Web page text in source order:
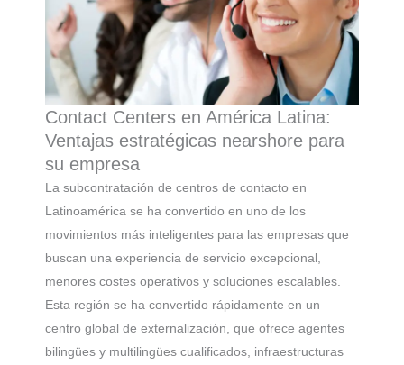
Contact Centers en América Latina:
Ventajas estratégicas nearshore para
su empresa
La subcontratación de centros de contacto en
Latinoamérica se ha convertido en uno de los
movimientos más inteligentes para las empresas que
buscan una experiencia de servicio excepcional,
menores costes operativos y soluciones escalables.
Esta región se ha convertido rápidamente en un
centro global de externalización, que ofrece agentes
bilingües y multilingües cualificados, infraestructuras